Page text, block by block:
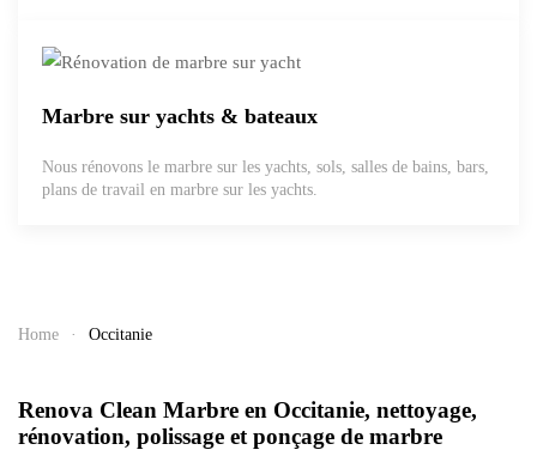
Marbre sur yachts & bateaux
Nous rénovons le marbre sur les yachts, sols, salles de bains, bars,
plans de travail en marbre sur les yachts.
Home Occitanie
Renova Clean Marbre en Occitanie, nettoyage,
rénovation, polissage et ponçage de marbre